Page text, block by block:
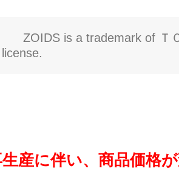
ZOIDS is a trademark of Ｔ
産に伴い、商品価格